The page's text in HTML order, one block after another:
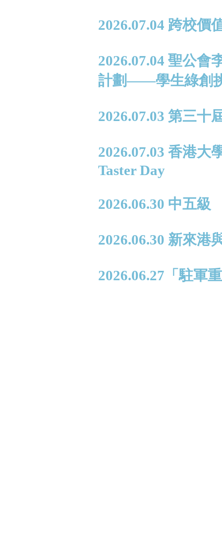
2026.07.04 跨校價
2026.07.04 聖公會
計劃——學生綠創
2026.07.03 第三十
2026.07.03 香港
Taster Day
2026.06.30 中五級
2026.06.30 新來港
2026.06.27「駐軍